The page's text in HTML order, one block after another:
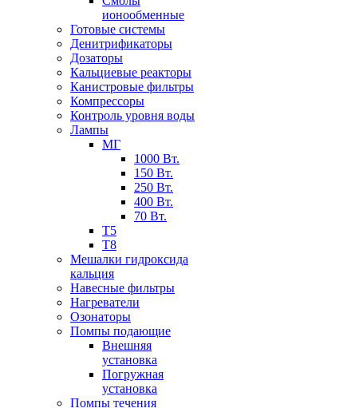
ионообменные
Готовые системы
Денитрификаторы
Дозаторы
Кальциевые реакторы
Канистровые фильтры
Компрессоры
Контроль уровня воды
Лампы
МГ
1000 Вт.
150 Вт.
250 Вт.
400 Вт.
70 Вт.
Т5
Т8
Мешалки гидроксида
кальция
Навесные фильтры
Нагреватели
Озонаторы
Помпы подающие
Внешняя
установка
Погружная
установка
Помпы течения